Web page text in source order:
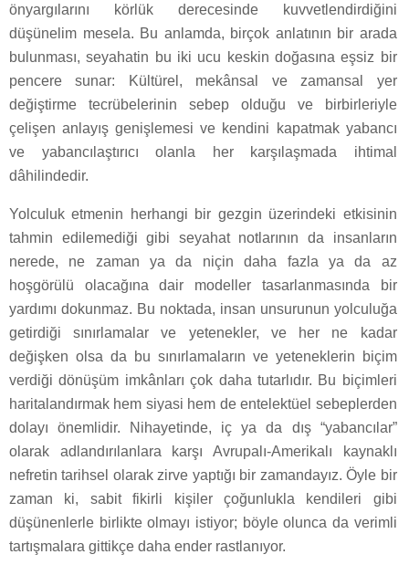
önyargılarını körlük derecesinde kuvvetlendirdiğini
düşünelim mesela. Bu anlamda, birçok anlatının bir arada
bulunması, seyahatin bu iki ucu keskin doğasına eşsiz bir
pencere sunar: Kültürel, mekânsal ve zamansal yer
değiştirme tecrübelerinin sebep olduğu ve birbirleriyle
çelişen anlayış genişlemesi ve kendini kapatmak yabancı
ve yabancılaştırıcı olanla her karşılaşmada ihtimal
dâhilindedir.
Yolculuk etmenin herhangi bir gezgin üzerindeki etkisinin
tahmin edilemediği gibi seyahat notlarının da insanların
nerede, ne zaman ya da niçin daha fazla ya da az
hoşgörülü olacağına dair modeller tasarlanmasında bir
yardımı dokunmaz. Bu noktada, insan unsurunun yolculuğa
getirdiği sınırlamalar ve yetenekler, ve her ne kadar
değişken olsa da bu sınırlamaların ve yeteneklerin biçim
verdiği dönüşüm imkânları çok daha tutarlıdır. Bu biçimleri
haritalandırmak hem siyasi hem de entelektüel sebeplerden
dolayı önemlidir. Nihayetinde, iç ya da dış “yabancılar”
olarak adlandırılanlara karşı Avrupalı-Amerikalı kaynaklı
nefretin tarihsel olarak zirve yaptığı bir zamandayız. Öyle bir
zaman ki, sabit fikirli kişiler çoğunlukla kendileri gibi
düşünenlerle birlikte olmayı istiyor; böyle olunca da verimli
tartışmalara gittikçe daha ender rastlanıyor.